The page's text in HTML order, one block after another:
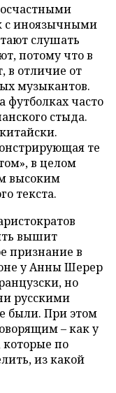
с иноязычными
слушать
потому что в
в отличие от
музыкантов.
футболках часто
стыда.
те
в целом
высоким
текста.
вышит
признание в
у Анны Шерер
но
русскими
были. При этом
– как у
которые по
из какой